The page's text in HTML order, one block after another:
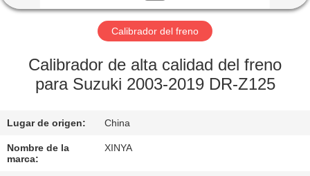
VIAJE
FÁBRICA
CONTROL
DE
Calibrador del freno
Calibrador de alta calidad del freno
para Suzuki 2003-2019 DR-Z125
Lugar de origen: China
Nombre de la
marca:
XINYA